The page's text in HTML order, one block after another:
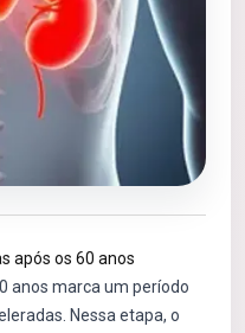
após os 60 anos
anos marca um período
Nessa etapa, o